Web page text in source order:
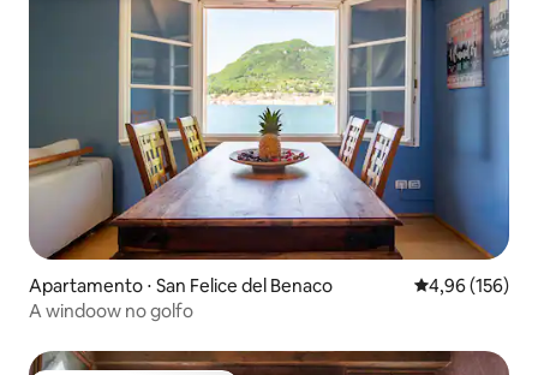
Apartamento ⋅ San Felice del Benaco 4,96 de uma
4,96 (156)
A windoow no golfo